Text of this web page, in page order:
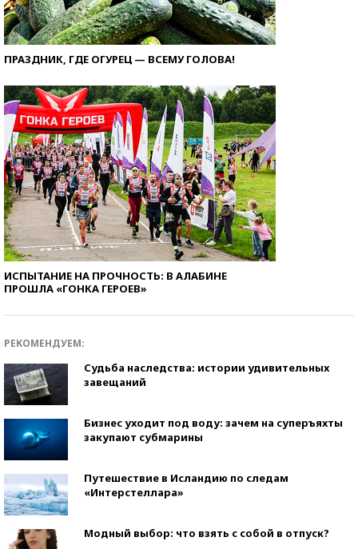
ПРАЗДНИК, ГДЕ ОГУРЕЦ — ВСЕМУ ГОЛОВА!
ИСПЫТАНИЕ НА ПРОЧНОСТЬ: В АЛАБИНЕ
ПРОШЛА «ГОНКА ГЕРОЕВ»
РЕКОМЕНДУЕМ:
Судьба наследства: истории удивительных
завещаний
Бизнес уходит под воду: зачем на суперъяхты
закупают субмарины
Путешествие в Исландию по следам
«Интерстеллара»
Модный выбор: что взять с собой в отпуск?